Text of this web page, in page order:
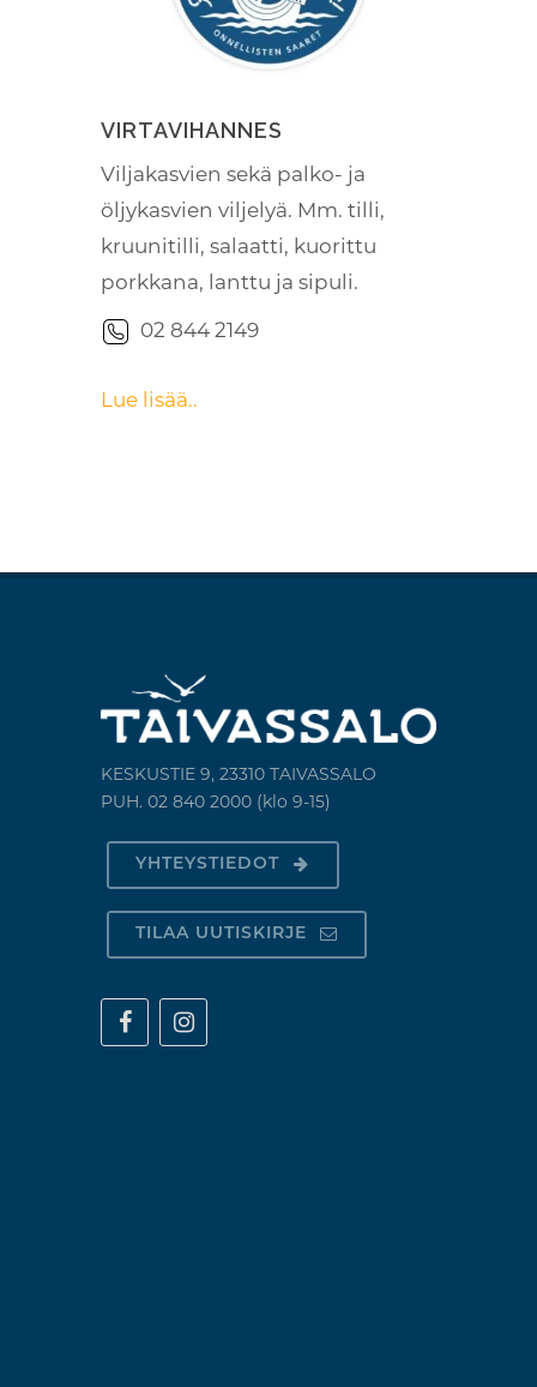
VIRTAVIHANNES
Viljakasvien sekä palko- ja
öljykasvien viljelyä. Mm. tilli,
kruunitilli, salaatti, kuorittu
porkkana, lanttu ja sipuli.
02 844 2149
Lue lisää..
KESKUSTIE 9, 23310 TAIVASSALO
PUH. 02 840 2000 (klo 9-15)
YHTEYSTIEDOT
TILAA UUTISKIRJE